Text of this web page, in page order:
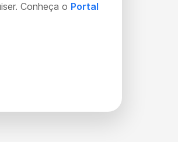
Conheça o Portal